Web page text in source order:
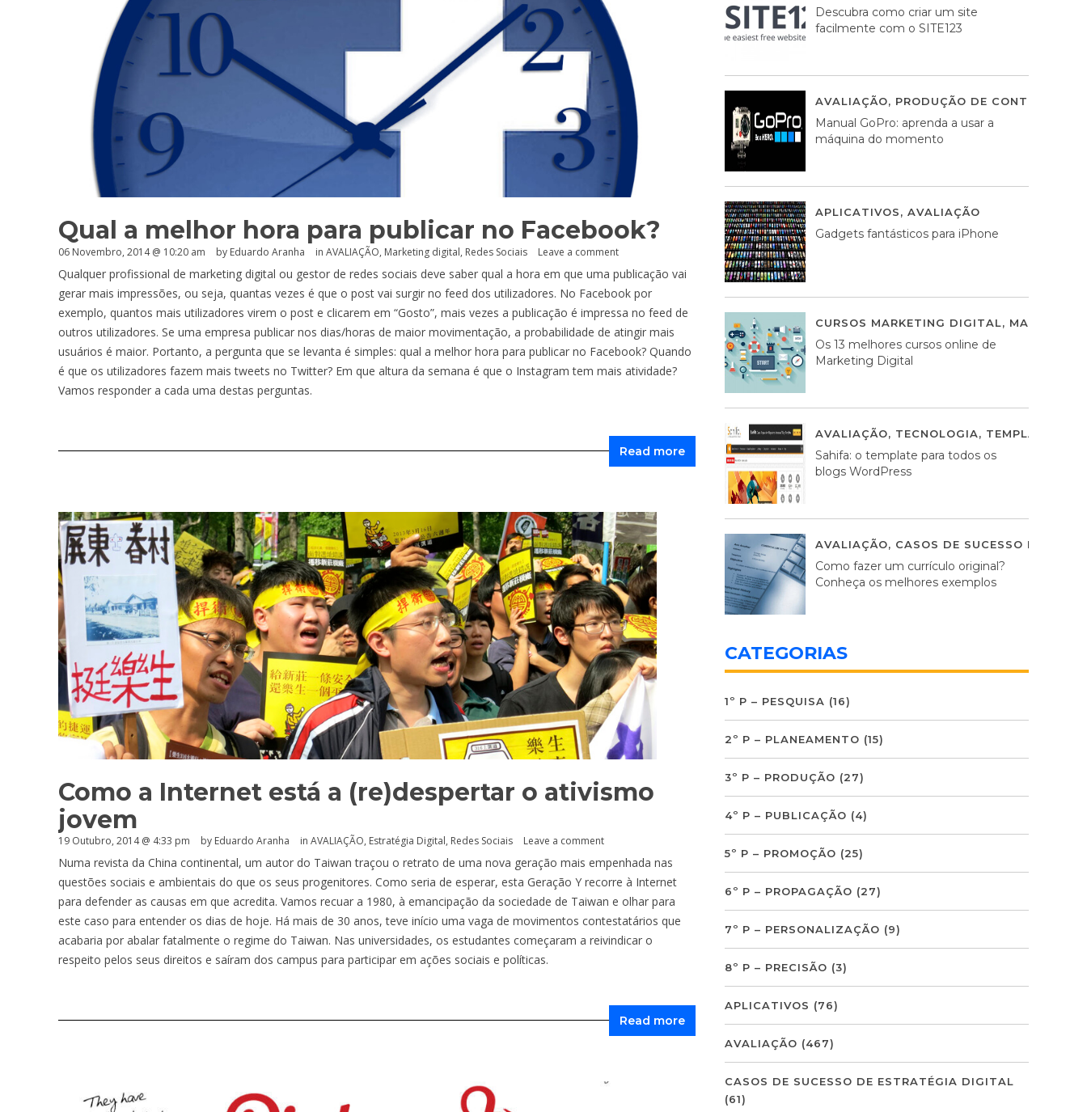
Qual a melhor hora para publicar no Facebook?
06 Novembro, 2014 @ 10:20 am by Eduardo Aranha in AVALIAÇÃO, Marketing digital, Redes Sociais Leave a comment
Qualquer profissional de marketing digital ou gestor de redes sociais deve saber qual a hora em que uma publicação vai
gerar mais impressões, ou seja, quantas vezes é que o post vai surgir no feed dos utilizadores. No Facebook por
exemplo, quantos mais utilizadores virem o post e clicarem em “Gosto”, mais vezes a publicação é impressa no feed de
outros utilizadores. Se uma empresa publicar nos dias/horas de maior movimentação, a probabilidade de atingir mais
usuários é maior. Portanto, a pergunta que se levanta é simples: qual a melhor hora para publicar no Facebook? Quando
é que os utilizadores fazem mais tweets no Twitter? Em que altura da semana é que o Instagram tem mais atividade?
Vamos responder a cada uma destas perguntas.
Read more
Como a Internet está a (re)despertar o ativismo
jovem
19 Outubro, 2014 @ 4:33 pm by Eduardo Aranha in AVALIAÇÃO, Estratégia Digital, Redes Sociais Leave a comment
Numa revista da China continental, um autor do Taiwan traçou o retrato de uma nova geração mais empenhada nas
questões sociais e ambientais do que os seus progenitores. Como seria de esperar, esta Geração Y recorre à Internet
para defender as causas em que acredita. Vamos recuar a 1980, à emancipação da sociedade de Taiwan e olhar para
este caso para entender os dias de hoje. Há mais de 30 anos, teve início uma vaga de movimentos contestatários que
acabaria por abalar fatalmente o regime do Taiwan. Nas universidades, os estudantes começaram a reivindicar o
respeito pelos seus direitos e saíram dos campus para participar em ações sociais e políticas.
Read more
Descubra como criar um site
facilmente com o SITE123
AVALIAÇÃO, PRODUÇÃO DE CONTEÚDOS
Manual GoPro: aprenda a usar a
máquina do momento
APLICATIVOS, AVALIAÇÃO
Gadgets fantásticos para iPhone
CURSOS MARKETING DIGITAL,
Os 13 melhores cursos online de
Marketing Digital
AVALIAÇÃO, TECNOLOGIA, TEMPLATES
Sahifa: o template para todos os
blogs WordPress
AVALIAÇÃO, CASOS DE SUCESSO DE
Como fazer um currículo original?
Conheça os melhores exemplos
CATEGORIAS
1º P – PESQUISA (16)
2º P – PLANEAMENTO (15)
3º P – PRODUÇÃO (27)
4º P – PUBLICAÇÃO (4)
5º P – PROMOÇÃO (25)
6º P – PROPAGAÇÃO (27)
7º P – PERSONALIZAÇÃO (9)
8º P – PRECISÃO (3)
APLICATIVOS (76)
AVALIAÇÃO (467)
CASOS DE SUCESSO DE ESTRATÉGIA DIGITAL
(61)